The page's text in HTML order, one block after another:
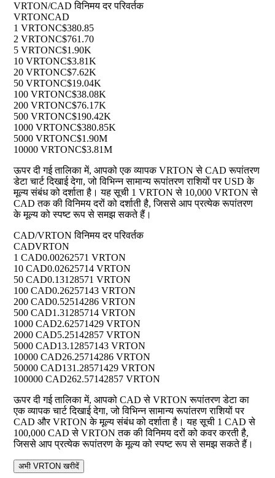
VRTON/CAD विनिमय दर परिवर्तक
VRTONCAD
1 VRTONC$380.85
2 VRTONC$761.70
5 VRTONC$1.90K
10 VRTONC$3.81K
20 VRTONC$7.62K
50 VRTONC$19.04K
100 VRTONC$38.08K
200 VRTONC$76.17K
500 VRTONC$190.42K
1000 VRTONC$380.85K
5000 VRTONC$1.90M
10000 VRTONC$3.81M
ऊपर दी गई तालिका में, आपको एक व्यापक VRTON से CAD रूपांतरण
डेटा चार्ट दिखाई देगा, जो विभिन्न सामान्य रूपांतरण राशियों पर USD के
मूल्य संबंध को दर्शाता है। यह सूची 1 VRTON से 10,000 VRTON से
CAD तक की विनिमय दरों को दर्शाती है, जिससे आप प्रत्येक रूपांतरण
के मूल्य को स्पष्ट रूप से समझ सकते हैं।
CAD/VRTON विनिमय दर परिवर्तक
CADVRTON
1 CAD0.00262571 VRTON
10 CAD0.02625714 VRTON
50 CAD0.13128571 VRTON
100 CAD0.26257143 VRTON
200 CAD0.52514286 VRTON
500 CAD1.31285714 VRTON
1000 CAD2.62571429 VRTON
2000 CAD5.25142857 VRTON
5000 CAD13.12857143 VRTON
10000 CAD26.25714286 VRTON
50000 CAD131.28571429 VRTON
100000 CAD262.57142857 VRTON
ऊपर दी गई तालिका में, आपको CAD से VRTON रूपांतरण डेटा का
एक व्यापक चार्ट दिखाई देगा, जो विभिन्न सामान्य रूपांतरण राशियों पर
CAD और VRTON के मूल्य संबंध को दर्शाता है। यह सूची 1 CAD से
100,000 CAD से VRTON तक की विनिमय दरों को कवर करती है,
जिससे आप प्रत्येक रूपांतरण के मूल्य को स्पष्ट रूप से समझ सकते हैं।
अभी VRTON खरीदें